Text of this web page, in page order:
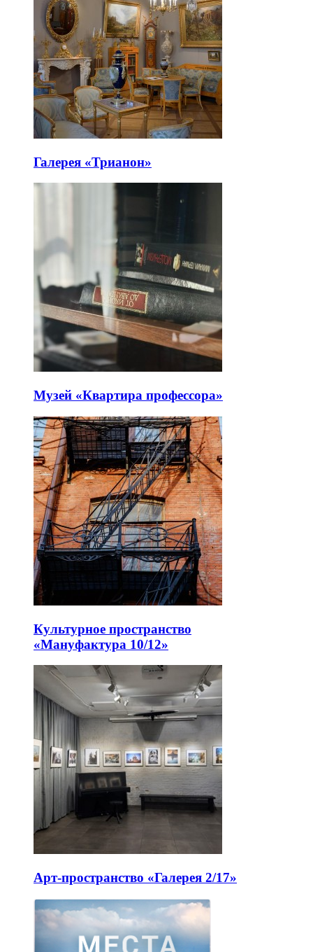
Галерея «Трианон»
Музей «Квартира профессора»
Культурное пространство
«Мануфактура 10/12»
Арт-пространство «Галерея 2/17»